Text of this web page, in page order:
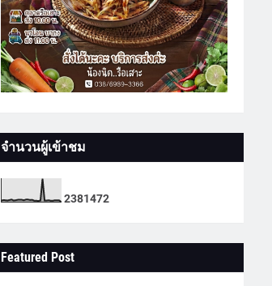
จำนวนผู้เข้าชม
2381472
Featured Post